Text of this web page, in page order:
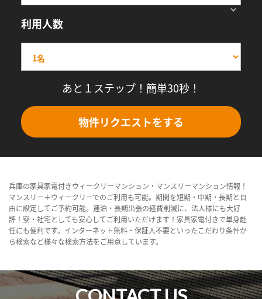
利用人数
あと１ステップ！簡単30秒！
物件リクエストをする
兵庫の家具家電付きウィークリーマンション・マンスリーマンション情報！
マンスリー＋ウィークリーでのご利用も可能。期間を短期・中期・長期と自
由に設定してご予約可能。連泊・長期出張の経費削減に、法人様にも大好
評！寮・社宅としても安心してご利用いただけます！家具家電付きで単身赴
任にも便利です。インターネット無料・保証人不要といったこだわり条件か
ら検索など様々な検索方法をご用意しています。